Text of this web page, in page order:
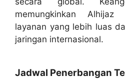
memungkinkan Alhijaz
layanan yang lebih luas
jaringan internasional.
Jadwal Penerbangan